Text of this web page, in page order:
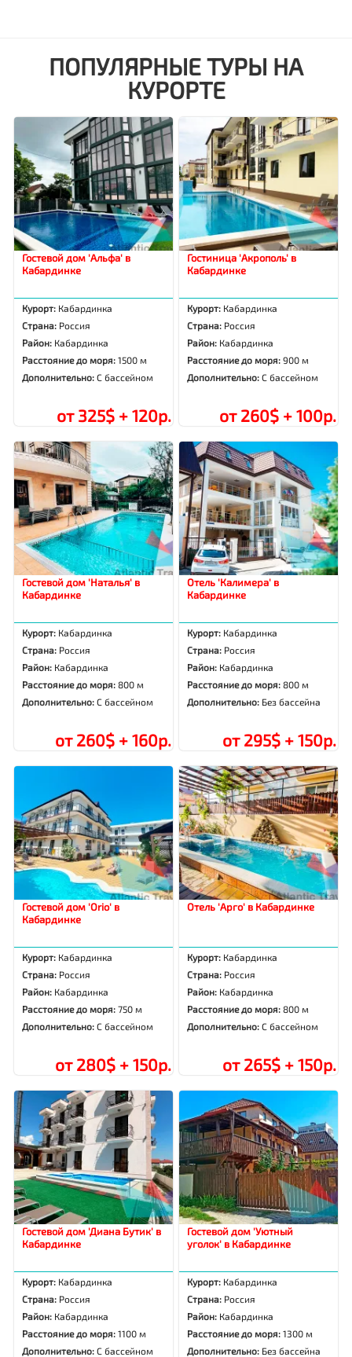
ПОПУЛЯРНЫЕ ТУРЫ НА
КУРОРТЕ
Гостевой дом 'Альфа' в
Кабардинке
Курорт: Кабардинка
Страна: Россия
Район: Кабардинка
Расстояние до моря:1500 м
Дополнительно:С бассейном
от 325$ + 120р.
Гостиница 'Акрополь' в
Кабардинке
Курорт: Кабардинка
Страна: Россия
Район: Кабардинка
Расстояние до моря:900 м
Дополнительно:С бассейном
от 260$ + 100р.
Гостевой дом 'Наталья' в
Кабардинке
Курорт: Кабардинка
Страна: Россия
Район: Кабардинка
Расстояние до моря:800 м
Дополнительно:С бассейном
от 260$ + 160р.
Отель 'Калимера' в
Кабардинке
Курорт: Кабардинка
Страна: Россия
Район: Кабардинка
Расстояние до моря:800 м
Дополнительно: Без бассейна
от 295$ + 150р.
Гостевой дом 'Orio' в
Кабардинке
Курорт: Кабардинка
Страна: Россия
Район: Кабардинка
Расстояние до моря:750 м
Дополнительно:С бассейном
от 280$ + 150р.
Отель 'Арго' в Кабардинке
Курорт: Кабардинка
Страна: Россия
Район: Кабардинка
Расстояние до моря:800 м
Дополнительно:С бассейном
от 265$ + 150р.
Гостевой дом 'Диана Бутик' в
Кабардинке
Курорт: Кабардинка
Страна: Россия
Район: Кабардинка
Расстояние до моря:1100 м
Дополнительно:С бассейном
Гостевой дом 'Уютный
уголок' в Кабардинке
Курорт: Кабардинка
Страна: Россия
Район: Кабардинка
Расстояние до моря:1300 м
Дополнительно: Без бассейна